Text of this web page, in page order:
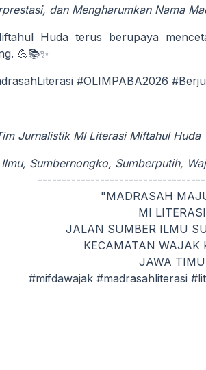
dan Mengharumkan Nama
Huda terus berupaya
💪📚✨
#OLIMPABA2026
Jurnalistik MI Literasi Miftahul Huda
Sumbernongko, Sumberputih,
"MADRASAH
MI
JALAN SUMBER ILMU
KECAMATAN WAJAK
JAWA
#mifdawajak #madrasahliterasi